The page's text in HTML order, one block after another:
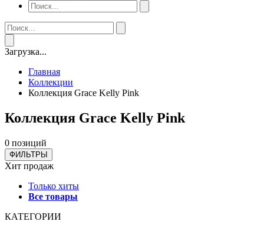
Загрузка...
Главная
Коллекции
Коллекция Grace Kelly Pink
Коллекция Grace Kelly Pink
0 позиций
ФИЛЬТРЫ
Хит продаж
Только хиты
Все товары
КАТЕГОРИИ